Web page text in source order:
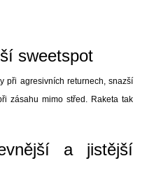
sweetspot
při agresivních returnech, snazší
zásahu mimo střed. Raketa tak
a jistější